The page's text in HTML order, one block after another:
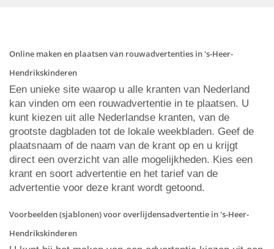
Online maken en plaatsen van rouwadvertenties in 's-Heer-
Hendrikskinderen
Een unieke site waarop u alle kranten van Nederland
kan vinden om een rouwadvertentie in te plaatsen. U
kunt kiezen uit alle Nederlandse kranten, van de
grootste dagbladen tot de lokale weekbladen. Geef de
plaatsnaam of de naam van de krant op en u krijgt
direct een overzicht van alle mogelijkheden. Kies een
krant en soort advertentie en het tarief van de
advertentie voor deze krant wordt getoond.
Voorbeelden (sjablonen) voor overlijdensadvertentie in 's-Heer-
Hendrikskinderen